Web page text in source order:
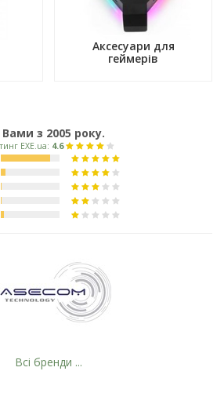
Аксесуари для
геймерів
з 2005 року.
Всі бренди ...